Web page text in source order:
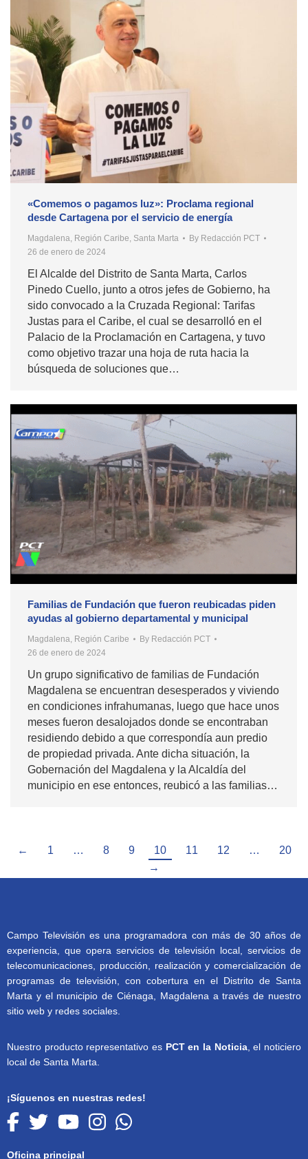
«Comemos o pagamos luz»: Proclama regional
desde Cartagena por el servicio de energía
Magdalena, Región Caribe, Santa Marta By Redacción PCT
26 de enero de 2024
El Alcalde del Distrito de Santa Marta, Carlos
Pinedo Cuello, junto a otros jefes de Gobierno, ha
sido convocado a la Cruzada Regional: Tarifas
Justas para el Caribe, el cual se desarrolló en el
Palacio de la Proclamación en Cartagena, y tuvo
como objetivo trazar una hoja de ruta hacia la
búsqueda de soluciones que…
Familias de Fundación que fueron reubicadas piden
ayudas al gobierno departamental y municipal
Magdalena, Región Caribe By Redacción PCT
26 de enero de 2024
Un grupo significativo de familias de Fundación
Magdalena se encuentran desesperados y viviendo
en condiciones infrahumanas, luego que hace unos
meses fueron desalojados donde se encontraban
residiendo debido a que correspondía aun predio
de propiedad privada. Ante dicha situación, la
Gobernación del Magdalena y la Alcaldía del
municipio en ese entonces, reubicó a las familias…
← 1 … 8 9 10 11 12 …
20
→
Campo Televisión es una programadora con más de 30 años de
experiencia, que opera servicios de televisión local, servicios de
telecomunicaciones, producción, realización y comercialización de
programas de televisión, con cobertura en el Distrito de Santa
Marta y el municipio de Ciénaga, Magdalena a través de nuestro
sitio web y redes sociales.
Nuestro producto representativo es PCT en la Noticia, el noticiero
local de Santa Marta.
¡Síguenos en nuestras redes!
Oficina principal